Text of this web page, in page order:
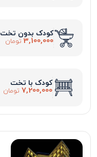
کودک بدون تخت
3,100,000 تومان
کودک با تخت
7,200,000 تومان